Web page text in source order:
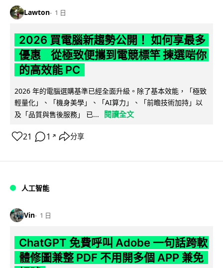
Lawton 1 日
2026 買電腦新趨勢公開！ 如何享最多
優惠 從極致便攜到電競標竿 揀選啱你
的高效能 PC
2026 年的電腦選購基準已經全面升級。除了基本效能，「極致
輕量化」、「機身美學」、「AI算力」、「前瞻技術加持」以
及「品質與售後服務」 已...
閱讀全文
21 1 ↗ 分享
人工智能
Vin 1 日
ChatGPT 免費呼叫 Adobe 一句話跨軟
體修圖兼整 PDF 不用開多個 APP 兼免